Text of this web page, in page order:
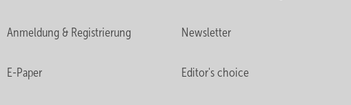
Anmeldung & Registrierung Newsletter
E-Paper Editor's choice